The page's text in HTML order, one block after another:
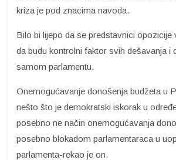
kriza je pod znacima navoda.
Bilo bi lijepo da se predstavnici opozicije
da budu kontrolni faktor svih dešavanja i
samom parlamentu.
Onemogućavanje donošenja budžeta u
nešto što je demokratski iskorak u
posebno ne način onemogućavanja
posebno blokadom parlamentaraca u
parlamenta-rekao je on.